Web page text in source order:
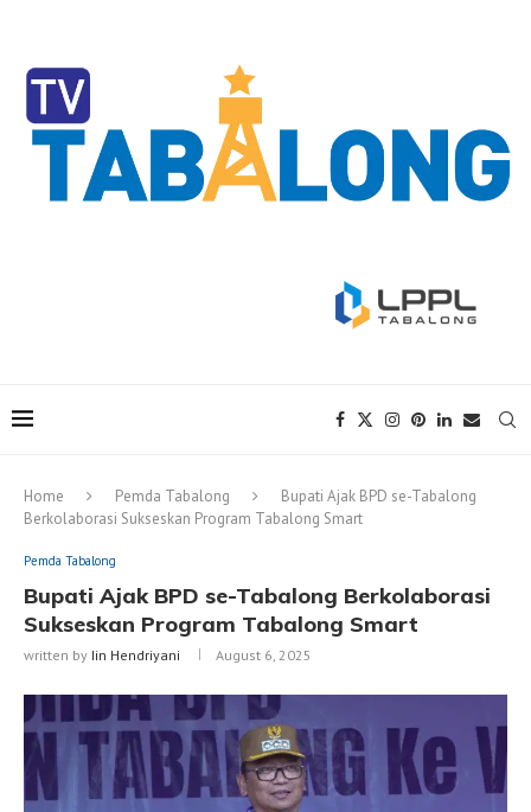
Home Pemda Tabalong
Bupati Ajak BPD se-Tabalong
Berkolaborasi Sukseskan Program Tabalong Smart
Pemda Tabalong
Bupati Ajak BPD se-Tabalong Berkolaborasi
Sukseskan Program Tabalong Smart
written by Iin Hendriyani August 6, 2025